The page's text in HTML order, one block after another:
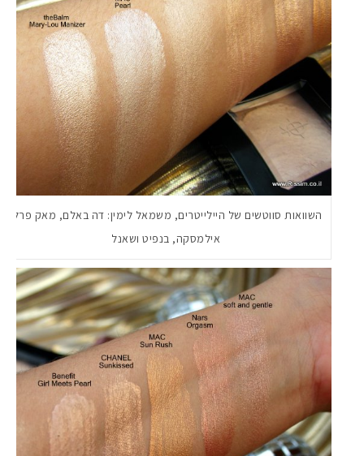
השוואות סווטשים של היילייטרים, משמאל לימין: דה באלם, מאק פרל,
אילמסקה, בנפיט ושאנל